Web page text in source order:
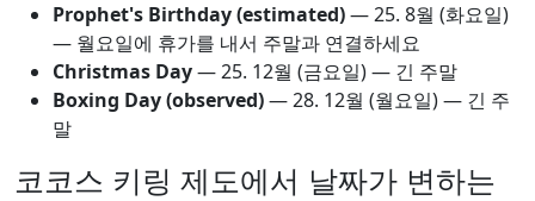
Prophet's Birthday (estimated)—25. 8월 (화요일)
— 월요일에 휴가를 내서 주말과 연결하세요
Christmas Day—25. 12월 (금요일) — 긴 주말
Boxing Day (observed)—28. 12월 (월요일) — 긴 주
말
코코스 키링 제도에서 날짜가 변하는